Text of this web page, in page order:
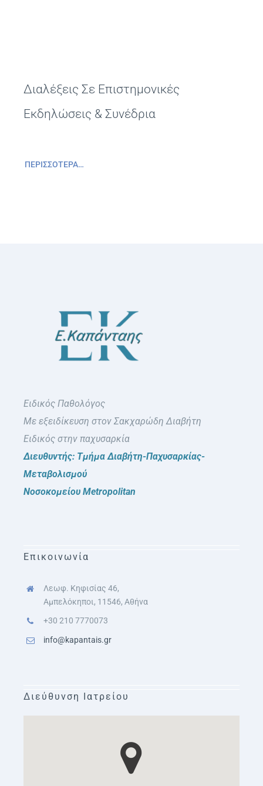
Διαλέξεις Σε Επιστημονικές
Εκδηλώσεις & Συνέδρια
ΠΕΡΙΣΣΌΤΕΡΑ…
Ειδικός Παθολόγος
Με εξειδίκευση στον Σακχαρώδη Διαβήτη
Ειδικός στην παχυσαρκία
Διευθυντής: Τμήμα Διαβήτη-Παχυσαρκίας-
Μεταβολισμού
Νοσοκομείου Metropolitan
Επικοινωνία
Λεωφ. Κηφισίας 46,
Αμπελόκηποι, 11546, Αθήνα
+30 210 7770073
info@kapantais.gr
Διεύθυνση Ιατρείου